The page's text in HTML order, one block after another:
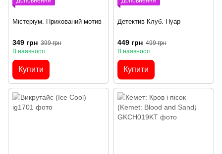
Містеріум. Прихований мотив
349 грн 399 грн
В наявності
Купити
Детектив Клуб. Нуар
449 грн 499 грн
В наявності
Купити